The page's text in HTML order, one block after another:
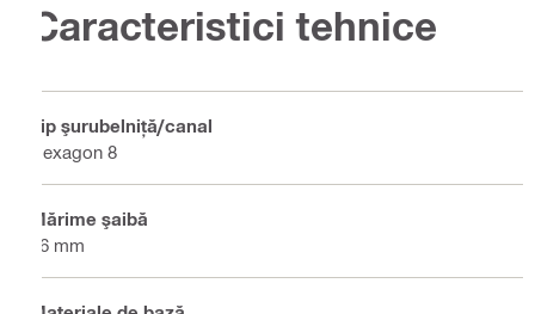
Caracteristici tehnice
Tip şurubelniţă/canal
Hexagon 8
Mărime şaibă
16 mm